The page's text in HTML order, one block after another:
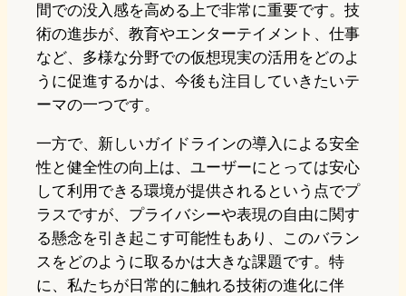
間での没入感を高める上で非常に重要です。技
術の進歩が、教育やエンターテイメント、仕事
など、多様な分野での仮想現実の活用をどのよ
うに促進するかは、今後も注目していきたいテ
ーマの一つです。
一方で、新しいガイドラインの導入による安全
性と健全性の向上は、ユーザーにとっては安心
して利用できる環境が提供されるという点でプ
ラスですが、プライバシーや表現の自由に関す
る懸念を引き起こす可能性もあり、このバラン
スをどのように取るかは大きな課題です。特
に、私たちが日常的に触れる技術の進化に伴